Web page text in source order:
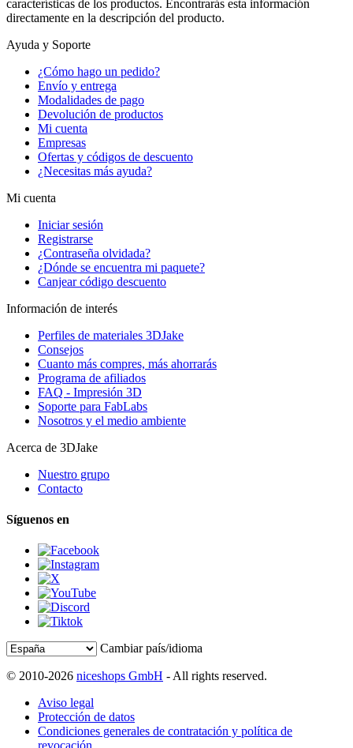
características de los productos. Encontrarás esta información
directamente en la descripción del producto.
Ayuda y Soporte
¿Cómo hago un pedido?
Envío y entrega
Modalidades de pago
Devolución de productos
Mi cuenta
Empresas
Ofertas y códigos de descuento
¿Necesitas más ayuda?
Mi cuenta
Iniciar sesión
Registrarse
¿Contraseña olvidada?
¿Dónde se encuentra mi paquete?
Canjear código descuento
Información de interés
Perfiles de materiales 3DJake
Consejos
Cuanto más compres, más ahorrarás
Programa de afiliados
FAQ - Impresión 3D
Soporte para FabLabs
Nosotros y el medio ambiente
Acerca de 3DJake
Nuestro grupo
Contacto
Síguenos en
Cambiar país/idioma
© 2010-2026 niceshops GmbH - All rights reserved.
Aviso legal
Protección de datos
Condiciones generales de contratación y política de